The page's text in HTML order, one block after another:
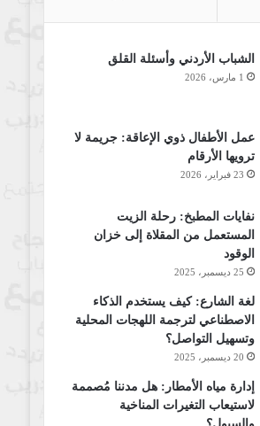
الشباب الأردني وأسئلة القلق
1 مارس، 2026
عمل الأطفال ذوي الإعاقة: جريمة لا
ترويها الأرقام
23 فبراير، 2026
نفايات المطبخ: رحلة الزيت
المستعمل من المقلاة إلى خزان
الوقود
25 ديسمبر، 2025
لغة الشارع: كيف يستخدم الذكاء
الاصطناعي لترجمة اللهجات المحلية
وتسهيل التواصل؟
20 ديسمبر، 2025
إدارة مياه الأمطار: هل مدننا مُصممة
لاستيعاب التغيرات المناخية